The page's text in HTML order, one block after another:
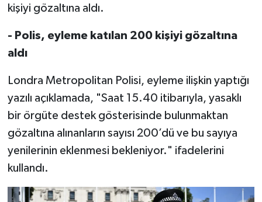
kişiyi gözaltına aldı.
- Polis, eyleme katılan 200 kişiyi gözaltına
aldı
Londra Metropolitan Polisi, eyleme ilişkin yaptığı
yazılı açıklamada, "Saat 15.40 itibarıyla, yasaklı
bir örgüte destek gösterisinde bulunmaktan
gözaltına alınanların sayısı 200’dü ve bu sayıya
yenilerinin eklenmesi bekleniyor." ifadelerini
kullandı.